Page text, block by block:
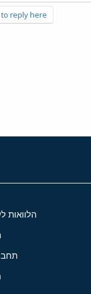
reply here.
הלוואות